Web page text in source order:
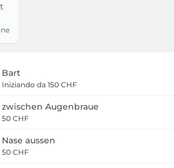
Bart
Iniziando da 150 CHF
zwischen Augenbraue
50 CHF
Nase aussen
50 CHF